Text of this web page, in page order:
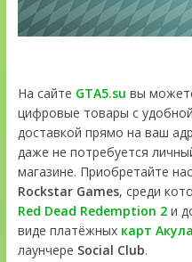
На сайте GTA5.su вы
цифровые товары с
доставкой прямо на ваш
даже не потребуется
магазине. Приобретайте
Rockstar Games, среди
Red Dead Redemption 2и
виде платёжных карт Акула
лаунчере Social Club.